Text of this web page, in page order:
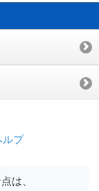
ルプ
は、